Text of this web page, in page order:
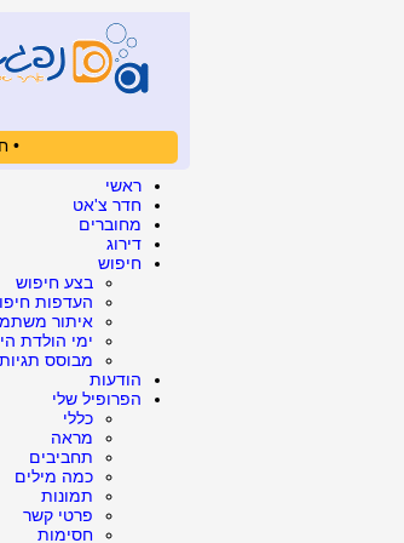
•
ראשי
חדר צ'אט
מחוברים
דירוג
חיפוש
בצע חיפוש
העדפות
איתור
ימי הולדת
מבוסס תגיות
הודעות
הפרופיל שלי
כללי
מראה
תחביבים
כמה מילים
תמונות
פרטי קשר
חסימות